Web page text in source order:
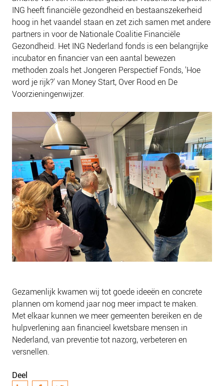
ING heeft financiële gezondheid en bestaanszekerheid
hoog in het vaandel staan en zet zich samen met andere
partners in voor de Nationale Coalitie Financiële
Gezondheid. Het ING Nederland fonds is een belangrijke
incubator en financier van een aantal bewezen
methoden zoals het Jongeren Perspectief Fonds, 'Hoe
word je rijk?' van Money Start, Over Rood en De
Voorzieningenwijzer.
Gezamenlijk kwamen wij tot goede ideeën en concrete
plannen om komend jaar nog meer impact te maken.
Met elkaar kunnen we meer gemeenten bereiken en de
hulpverlening aan financieel kwetsbare mensen in
Nederland, van preventie tot nazorg, verbeteren en
versnellen.
Deel